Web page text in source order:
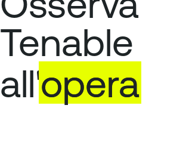
Tenable
all'opera